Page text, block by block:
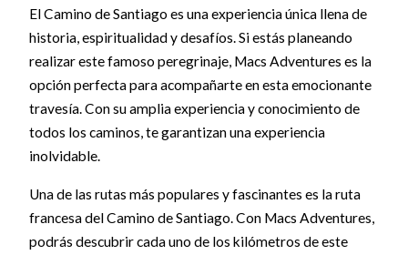
El Camino de Santiago es una experiencia única llena de
historia, espiritualidad y desafíos. Si estás planeando
realizar este famoso peregrinaje, Macs Adventures es la
opción perfecta para acompañarte en esta emocionante
travesía. Con su amplia experiencia y conocimiento de
todos los caminos, te garantizan una experiencia
inolvidable.
Una de las rutas más populares y fascinantes es la ruta
francesa del Camino de Santiago. Con Macs Adventures,
podrás descubrir cada uno de los kilómetros de este